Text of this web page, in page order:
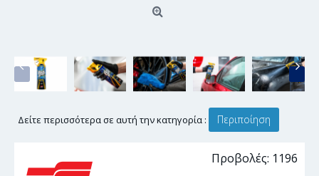
Δείτε περισσότερα σε αυτή την κατηγορία : Περιποίηση
Προβολές: 1196